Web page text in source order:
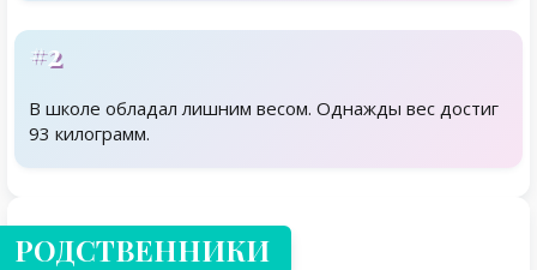
#2
В школе обладал лишним весом. Однажды вес достиг
93 килограмм.
Родственники
РОДСТВЕННИКИ